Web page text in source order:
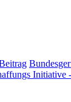
Initiative -